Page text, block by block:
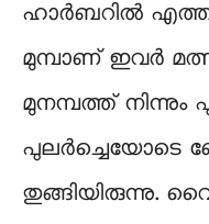
ഹാർബറിൽ
മുമ്പാണ് ഇവർ
മുനമ്പത്ത് നിന്നും
പുലർച്ചെയോടെ
തുങ്ങിയിരുന്നു.